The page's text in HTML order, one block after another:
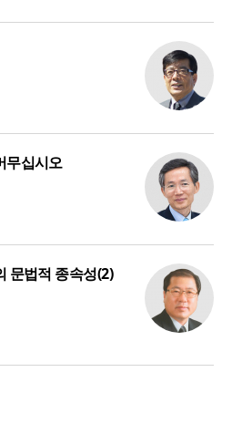
무십시오
문법적 종속성(2)